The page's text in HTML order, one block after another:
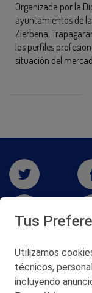
Organizada por la
ayuntamientos de
Zierbena,
los perfiles
situación del
Tus
Utilizamos
técnicos,
incluyendo